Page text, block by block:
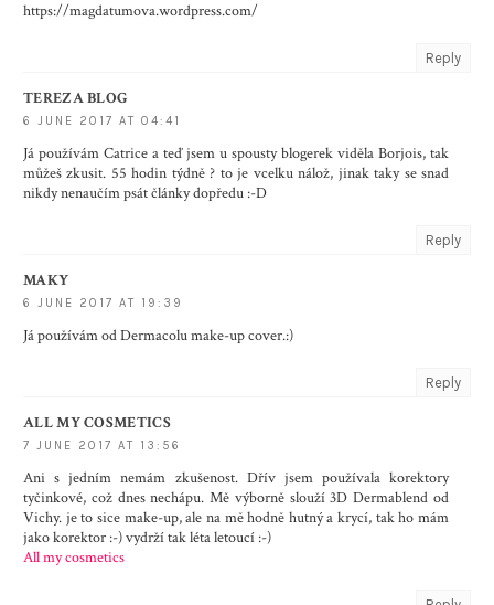
https://magdatumova.wordpress.com/
Reply
TEREZA BLOG
6 JUNE 2017 AT 04:41
Já používám Catrice a teď jsem u spousty blogerek viděla Borjois, tak
můžeš zkusit. 55 hodin týdně ? to je vcelku nálož, jinak taky se snad
nikdy nenaučím psát články dopředu :-D
Reply
MAKY
6 JUNE 2017 AT 19:39
Já používám od Dermacolu make-up cover.:)
Reply
ALL MY COSMETICS
7 JUNE 2017 AT 13:56
Ani s jedním nemám zkušenost. Dřív jsem používala korektory
tyčinkové, což dnes nechápu. Mě výborně slouží 3D Dermablend od
Vichy. je to sice make-up, ale na mě hodně hutný a krycí, tak ho mám
jako korektor :-) vydrží tak léta letoucí :-)
All my cosmetics